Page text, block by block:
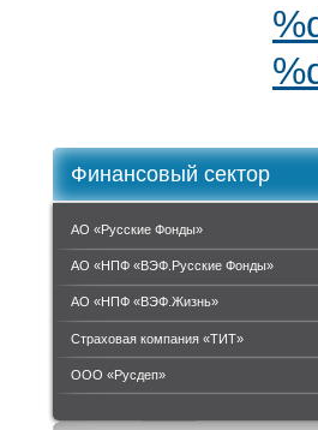
Финансовый сектор
АО «Русские Фонды»
АО «НПФ «ВЭФ.Русские Фонды»
АО «НПФ «ВЭФ.Жизнь»
Страховая компания «ТИТ»
ООО «Руcдеп»